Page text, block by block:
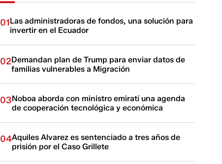
01Las administradoras de fondos, una solución para
invertir en el Ecuador
02Demandan plan de Trump para enviar datos de
familias vulnerables a Migración
03Noboa aborda con ministro emiratí una agenda
de cooperación tecnológica y económica
04Aquiles Alvarez es sentenciado a tres años de
prisión por el Caso Grillete